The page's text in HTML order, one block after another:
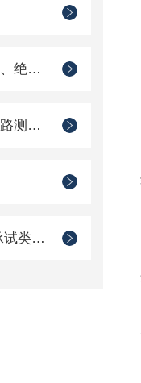
电缆线路、避雷器、绝缘子测试仪器
继电保护、二次回路测试仪器
承装（修、试） 承试类仪器